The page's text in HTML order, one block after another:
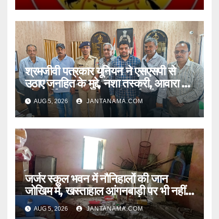
श्रमजीवी पत्रकार यूनियन ने एसएसपी से
उठाए जनहित के मुद्दे, नशा तस्करी, आवारा पशु
और पार्किंग व्यवस्था पर की कार्रवाई की मांग
AUG 5, 2026 JANTANAMA.COM
जर्जर स्कूल भवन में नौनिहालों की जान
जोखिम में, खस्ताहाल आंगनबाड़ी पर भी नहीं
जागा प्रशासन
AUG 5, 2026 JANTANAMA.COM